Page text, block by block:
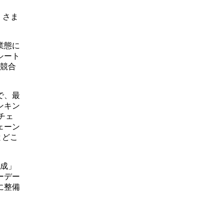
ま
態に
ート
合
、最
キン
ェ
ーン
こ
」
デー
整備